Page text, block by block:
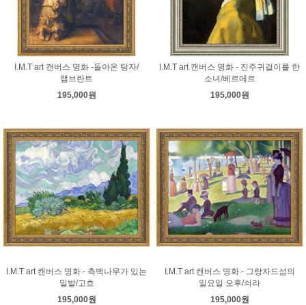
I.M.T art 캔버스 명화 -돌아온 탕자/
램브란트
195,000원
I.M.T art 캔버스 명화 - 진주귀걸이를 한
소녀/베르메르
195,000원
I.M.T art 캔버스 명화 - 측백나무가 있는
밀밭/고흐
195,000원
I.M.T art 캔버스 명화 - 그랑자드섬의
일요일 오후/쇠라
195,000원